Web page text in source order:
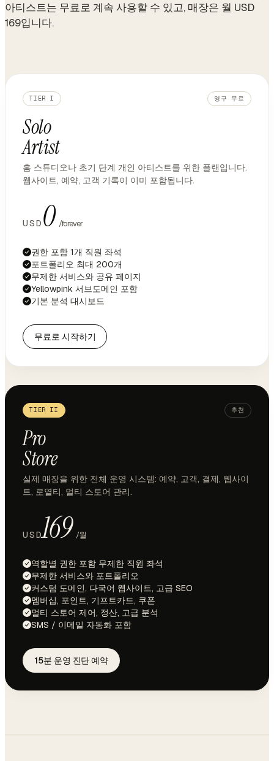
아티스트는 무료로 계속 사용할 수 있고, 매장은 월 USD
169입니다.
TIER I 영구 무료
Solo
Artist
홈 스튜디오나 초기 단계 개인 아티스트를 위한 플랜입니다.
웹사이트, 예약, 고객 기록이 이미 포함됩니다.
USD 0 /forever
권한 포함 1개 직원 좌석
포트폴리오 최대 200개
무제한 서비스와 공유 페이지
Yellowpink 서브도메인 포함
기본 분석 대시보드
무료로 시작하기
TIER II 추천
Pro
Store
실제 매장을 위한 전체 운영 시스템: 예약, 고객, 결제, 웹사이
트, 로열티, 멀티 스토어 관리.
USD169 /월
역할별 권한 포함 무제한 직원 좌석
무제한 서비스와 포트폴리오
커스텀 도메인, 다국어 웹사이트, 고급 SEO
멤버십, 포인트, 기프트카드, 쿠폰
멀티 스토어 제어, 정산, 고급 분석
SMS / 이메일 자동화 포함
15분 운영 진단 예약